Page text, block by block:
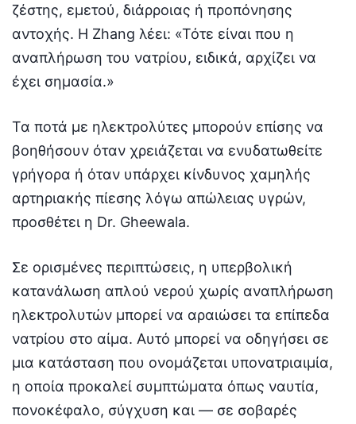
ζέστης, εμετού, διάρροιας ή προπόνησης
αντοχής. Η Zhang λέει: «Τότε είναι που η
αναπλήρωση του νατρίου, ειδικά, αρχίζει να
έχει σημασία.»
Τα ποτά με ηλεκτρολύτες μπορούν επίσης να
βοηθήσουν όταν χρειάζεται να ενυδατωθείτε
γρήγορα ή όταν υπάρχει κίνδυνος χαμηλής
αρτηριακής πίεσης λόγω απώλειας υγρών,
προσθέτει η Dr. Gheewala.
Σε ορισμένες περιπτώσεις, η υπερβολική
κατανάλωση απλού νερού χωρίς αναπλήρωση
ηλεκτρολυτών μπορεί να αραιώσει τα επίπεδα
νατρίου στο αίμα. Αυτό μπορεί να οδηγήσει σε
μια κατάσταση που ονομάζεται υπονατριαιμία,
η οποία προκαλεί συμπτώματα όπως ναυτία,
πονοκέφαλο, σύγχυση και — σε σοβαρές